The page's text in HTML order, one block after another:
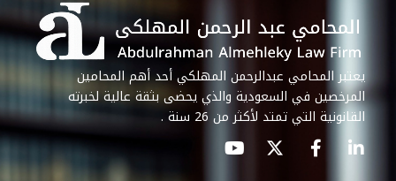
يعتبر المحامي عبدالرحمن المهلكي أحد أهم المحامين
المرخصين في السعودية والذي يحضى بثقة عالية لخبرته
القانونية التي تمتد لأكثر من 26 سنة .